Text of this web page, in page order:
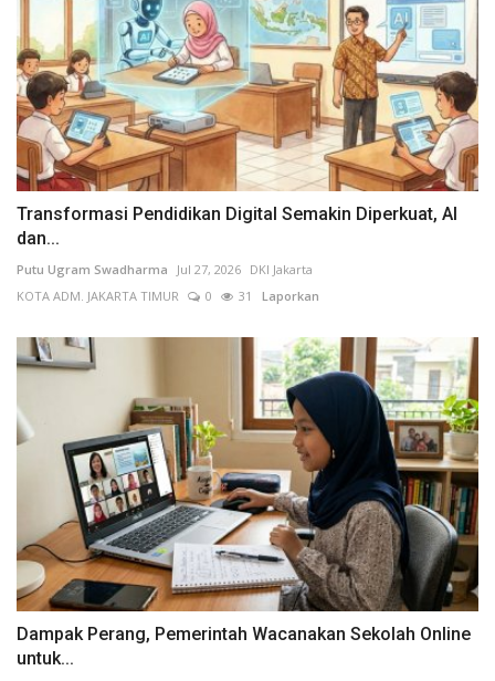
Transformasi Pendidikan Digital Semakin Diperkuat, AI
dan...
Putu Ugram Swadharma Jul 27, 2026 DKI Jakarta
KOTA ADM. JAKARTA TIMUR
0 31 Laporkan
Dampak Perang, Pemerintah Wacanakan Sekolah Online
untuk...